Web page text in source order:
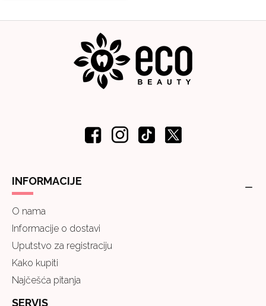
INFORMACIJE
O nama
Informacije o dostavi
Uputstvo za registraciju
Kako kupiti
Najčešća pitanja
SERVIS